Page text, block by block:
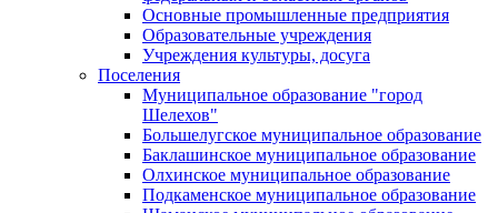
Основные промышленные предприятия
Образовательные учреждения
Учреждения культуры, досуга
Поселения
Муниципальное образование "город
Шелехов"
Большелугское муниципальное образование
Баклашинское муниципальное образование
Олхинское муниципальное образование
Подкаменское муниципальное образование